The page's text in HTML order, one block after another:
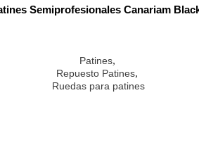
Semiprofesionales Canariam
Patines,
Repuesto Patines,
Ruedas para patines